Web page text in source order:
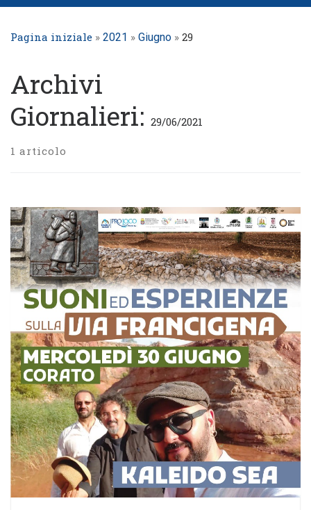
Pagina iniziale » 2021 » Giugno » 29
Archivi
Giornalieri: 29/06/2021
1 articolo